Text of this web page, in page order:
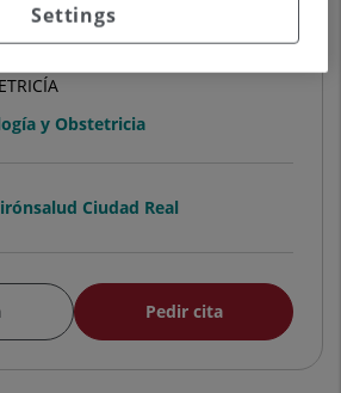
Luque Mialdea
y Obstetricia
Ciudad Real
Pedir cita
Settings